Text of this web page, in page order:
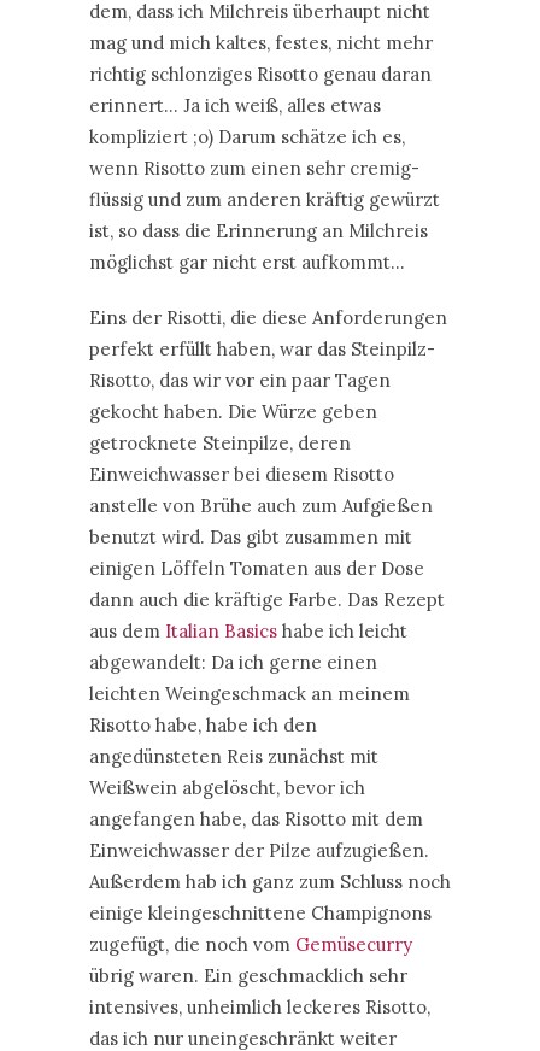
dem, dass ich Milchreis überhaupt nicht
mag und mich kaltes, festes, nicht mehr
richtig schlonziges Risotto genau daran
erinnert… Ja ich weiß, alles etwas
kompliziert ;o) Darum schätze ich es,
wenn Risotto zum einen sehr cremig-
flüssig und zum anderen kräftig gewürzt
ist, so dass die Erinnerung an Milchreis
möglichst gar nicht erst aufkommt…
Eins der Risotti, die diese Anforderungen
perfekt erfüllt haben, war das Steinpilz-
Risotto, das wir vor ein paar Tagen
gekocht haben. Die Würze geben
getrocknete Steinpilze, deren
Einweichwasser bei diesem Risotto
anstelle von Brühe auch zum Aufgießen
benutzt wird. Das gibt zusammen mit
einigen Löffeln Tomaten aus der Dose
dann auch die kräftige Farbe. Das Rezept
aus dem Italian Basics habe ich leicht
abgewandelt: Da ich gerne einen
leichten Weingeschmack an meinem
Risotto habe, habe ich den
angedünsteten Reis zunächst mit
Weißwein abgelöscht, bevor ich
angefangen habe, das Risotto mit dem
Einweichwasser der Pilze aufzugießen.
Außerdem hab ich ganz zum Schluss noch
einige kleingeschnittene Champignons
zugefügt, die noch vom Gemüsecurry
übrig waren. Ein geschmacklich sehr
intensives, unheimlich leckeres Risotto,
das ich nur uneingeschränkt weiter